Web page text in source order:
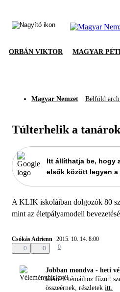
ORBÁN VIKTOR MAGYAR
Magyar Nemzet Belföld
Túlterhelik a
Itt állíthatja be, hogy
elsők között legyen a
A KLIK iskoláiban dolgozók 80
mint az életpályamodell
Csókás Adrienn 2015. 10. 14. 8:00
0
0 0
Jobban mondva - heti
kiemelt témáihoz fűzött
összeérnek, részletek itt.